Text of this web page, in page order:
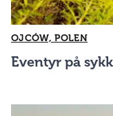
OJCÓW, POLEN
Eventyr på